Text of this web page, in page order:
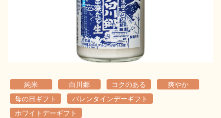
地酒解体新書
お楽しみコンテンツ
純米 白川郷 コクのある
爽やか
母の日ギフト
バレンタインデーギフト
ホワイトデーギフト